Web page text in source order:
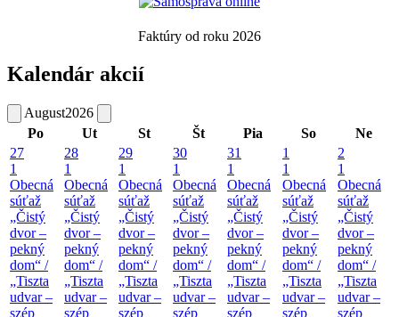
Faktúry od roku 2026
Kalendár akcií
August2026
Po
Ut St Št Pia So
Ne
27
1
Obecná
súťaž
„Čistý
dvor –
pekný
dom“ /
„Tiszta
udvar –
szép
28
1
Obecná
súťaž
„Čistý
dvor –
pekný
dom“ /
„Tiszta
udvar –
szép
29
1
Obecná
súťaž
„Čistý
dvor –
pekný
dom“ /
„Tiszta
udvar –
szép
30
1
Obecná
súťaž
„Čistý
dvor –
pekný
dom“ /
„Tiszta
udvar –
szép
31
1
Obecná
súťaž
„Čistý
dvor –
pekný
dom“ /
„Tiszta
udvar –
szép
1
1
Obecná
súťaž
„Čistý
dvor –
pekný
dom“ /
„Tiszta
udvar –
szép
2
1
Obecná
súťaž
„Čistý
dvor –
pekný
dom“ /
„Tiszta
udvar –
szép